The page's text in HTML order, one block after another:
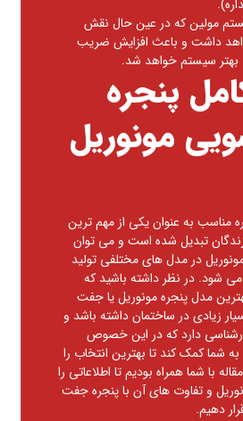
مولین که در عین حال نقش
داشت و باعث افزایش ضریب
بهتر سیستم خواهد شد.
پنجره
مونوریل
مناسب به عنوان یکی از مهم ترین
تبدیل شده است و می توان
در مدل های مختلفی تولید
شود. در نظر داشته باشید که
مدل پنجره مونوریل یا جفت
زیادی در ساختمان داشته باشد و
دارد که در این خصوص
شما کمک کند تا بهترین انتخاب را
با شما همراه بودیم تا اطلاعاتی را
و تفاوت های آن با پنجره جفت
دهیم.